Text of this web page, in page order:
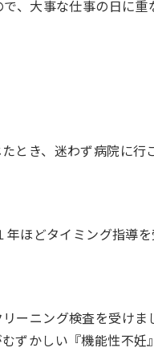
、大事な仕事の日に重
とき、迷わず病院に行
ほどタイミング指導
ーニング検査を受けま
ずかしい『機能性不妊